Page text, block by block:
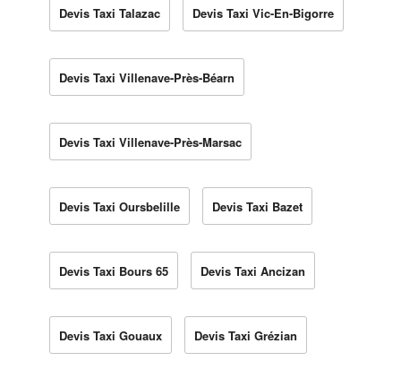
Devis Taxi Talazac Devis Taxi Vic-En-Bigorre
Devis Taxi Villenave-Près-Béarn
Devis Taxi Villenave-Près-Marsac
Devis Taxi Oursbelille Devis Taxi Bazet
Devis Taxi Bours 65 Devis Taxi Ancizan
Devis Taxi Gouaux Devis Taxi Grézian